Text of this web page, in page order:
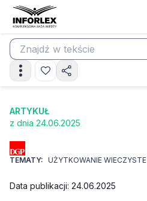
ARTYKUŁ
z dnia 24.06.2025
TEMATY: UŻYTKOWANIE WIECZYSTE
Data publikacji: 24.06.2025